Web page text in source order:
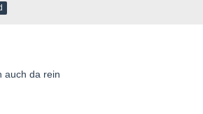
auch da rein